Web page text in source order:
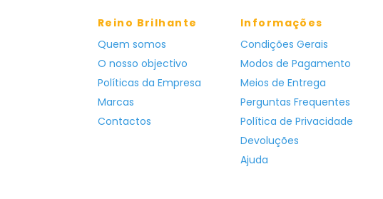
Reino Brilhante
Quem somos
O nosso objectivo
Políticas da Empresa
Marcas
Contactos
Informações
Condições Gerais
Modos de Pagamento
Meios de Entrega
Perguntas Frequentes
Política de Privacidade
Devoluções
Ajuda